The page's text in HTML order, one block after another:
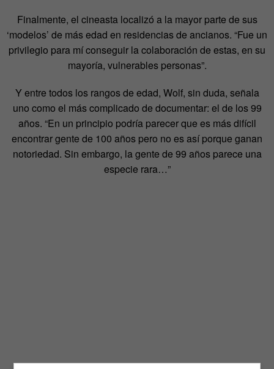
Finalmente, el cineasta localizó a la mayor parte de sus
‘modelos’ de más edad en residencias de ancianos. “Fue un
privilegio para mí conseguir la colaboración de estas, en su
mayoría, vulnerables personas”.
Y entre todos los rangos de edad, Wolf, sin duda, señala
uno como el más complicado de documentar: el de los 99
años. “En un principio podría parecer que es más difícil
encontrar gente de 100 años pero no es así porque ganan
notoriedad. Sin embargo, la gente de 99 años parece una
especie rara…”